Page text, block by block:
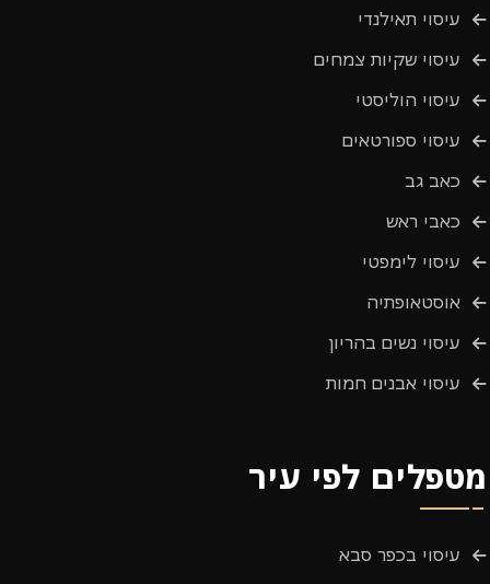
עיסוי תאילנדי
עיסוי שקיות צמחים
עיסוי הוליסטי
עיסוי ספורטאים
כאב גב
כאבי ראש
עיסוי לימפטי
אוסטאופתיה
עיסוי נשים בהריון
עיסוי אבנים חמות
מטפלים לפי עיר
עיסוי בכפר סבא